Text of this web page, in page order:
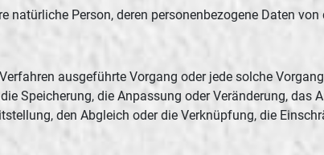
Person, deren personenbezogene Daten
ausgeführte Vorgang oder jede solche
Speicherung, die Anpassung oder Veränderung,
den Abgleich oder die Verknüpfung, die